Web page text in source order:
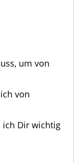
um von
von
ich Dir wichtig